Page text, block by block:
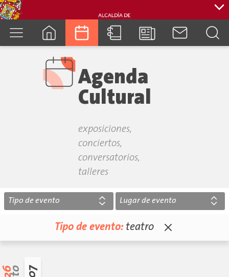
Agenda
Cultural
exposiciones,
conciertos,
conversatorios,
talleres
Tipo de evento: teatro
07
Tipo de evento Lugar de evento